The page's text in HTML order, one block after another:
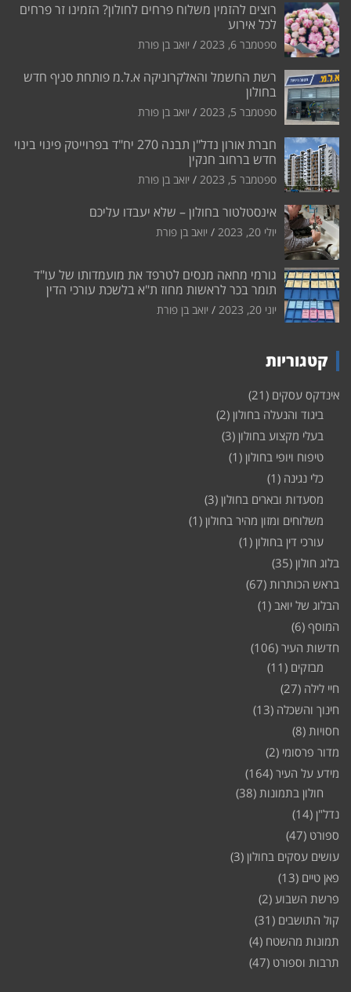
רוצים להזמין משלוח פרחים לחולון? הזמינו זר פרחים
לכל אירוע
ספטמבר 6, 2023 יואב בן פורת
רשת החשמל והאלקרוניקה א.ל.מ פותחת סניף חדש
בחולון
ספטמבר 5, 2023 יואב בן פורת
חברת אורון נדל"ן תבנה 270 יח"ד בפרוייטק פינוי בינוי
חדש ברחוב חנקין
ספטמבר 5, 2023 יואב בן פורת
אינסטלטור בחולון – שלא יעבדו עליכם
יולי 20, 2023 יואב בן פורת
גורמי מחאה מנסים לטרפד את מועמדותו של עו"ד
תומר בכר לראשות מחוז ת"א בלשכת עורכי הדין
יוני 20, 2023 יואב בן פורת
קטגוריות
אינדקס עסקים (21)
ביגוד והנעלה בחולון (2)
בעלי מקצוע בחולון (3)
טיפוח ויופי בחולון (1)
כלי נגינה (1)
מסעדות ובארים בחולון (3)
משלוחים ומזון מהיר בחולון (1)
עורכי דין בחולון (1)
בלוג חולון (35)
בראש הכותרות (67)
הבלוג של יואב (1)
המוסף (6)
חדשות העיר (106)
מבזקים (11)
חיי לילה (27)
חינוך והשכלה (13)
חסויות (8)
מדור פרסומי (2)
מידע על העיר (164)
חולון בתמונות (38)
נדל"ן (14)
ספורט (47)
עושים עסקים בחולון (3)
פאן טיים (13)
פרשת השבוע (2)
קול התושבים (31)
תמונות מהשטח (4)
תרבות וספורט (47)